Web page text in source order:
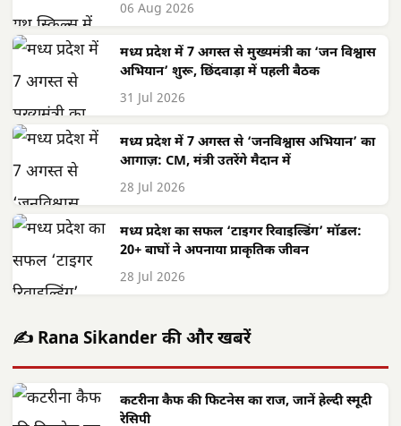
06 Aug 2026
मध्य प्रदेश में 7 अगस्त से मुख्यमंत्री का ‘जन विश्वास
अभियान’ शुरू, छिंदवाड़ा में पहली बैठक
31 Jul 2026
मध्य प्रदेश में 7 अगस्त से ‘जनविश्वास अभियान’ का
आगाज़: CM, मंत्री उतरेंगे मैदान में
28 Jul 2026
मध्य प्रदेश का सफल ‘टाइगर रिवाइल्डिंग’ मॉडल:
20+ बाघों ने अपनाया प्राकृतिक जीवन
28 Jul 2026
✍️ Rana Sikander की और खबरें
कटरीना कैफ की फिटनेस का राज, जानें हेल्दी स्मूदी
रेसिपी